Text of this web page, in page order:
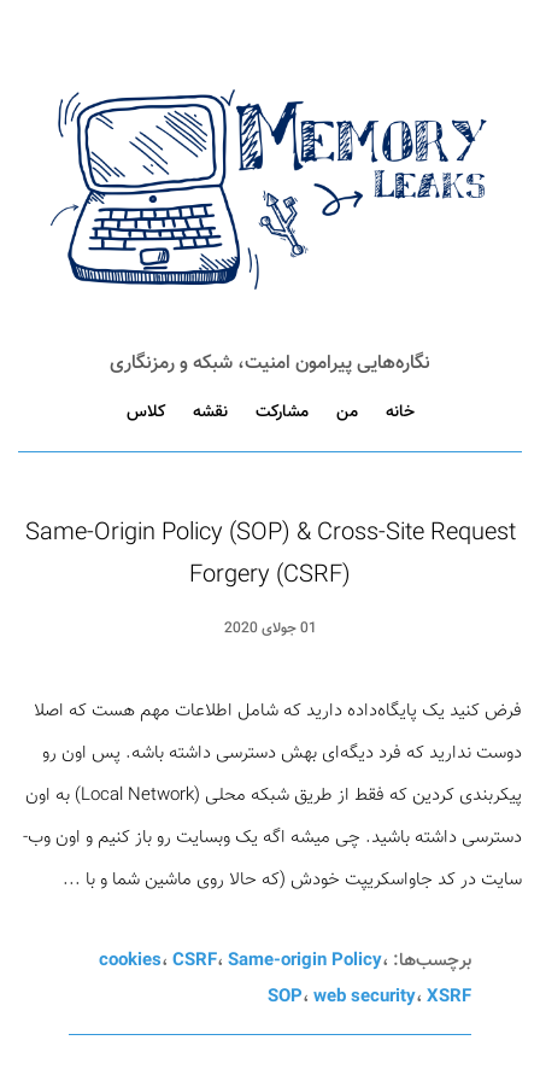
نگاره‌هایی پیرامون امنیت، شبکه و رمزنگاری
خانه من مشارکت نقشه کلاس
Same-Origin Policy (SOP) & Cross-Site Request
Forgery (CSRF)
01 جولای 2020
فرض کنید یک پایگاه‌­داده دارید که شامل اطلاعات مهم هست که اصلا
دوست ندارید که فرد دیگه‌ای بهش دسترسی داشته باشه. پس اون رو
پیکربندی کردین که فقط از طریق شبکه محلی (Local Network) به اون
دسترسی داشته باشید. چی میشه اگه یک وب­سایت رو باز کنیم و اون وب‌­
سایت در کد جاواسکریپت خودش (که حالا روی ماشین شما و با ...
برچسب‌ها: cookies،CSRF،Same-origin Policy،
SOP،web security،XSRF